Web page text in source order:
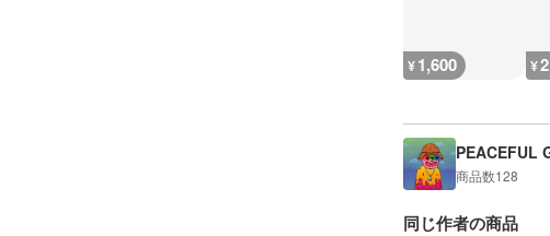
¥1,600 ¥
PEACEFUL
商品数128
同じ作者の商品